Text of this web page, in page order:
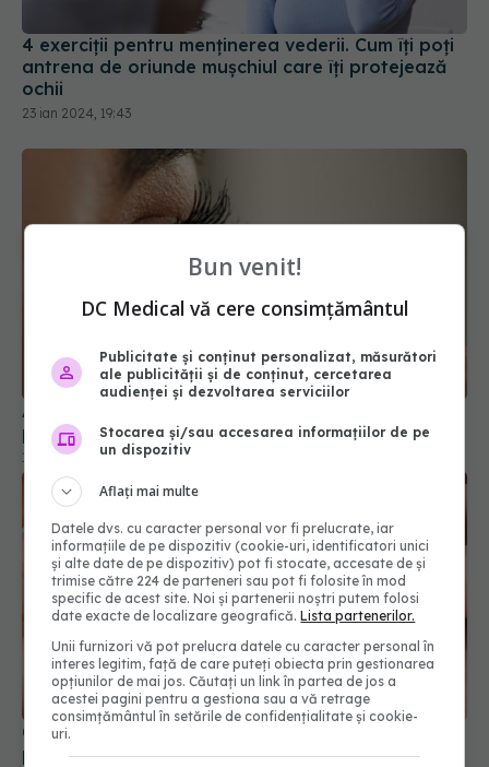
4 exerciții pentru menținerea vederii. Cum îți poți
antrena de oriunde mușchiul care îți protejează
ochii
23 ian 2024, 19:43
Adevărul despre lentilele de contact: sunt sigure
pentru ochi sau prezintă riscuri pe termen lung?
19 ian 2026, 20:20
Crezi că ai doar ochii obosiți? Semnul banal care
poate ascunde sindromul ochiului uscat
Bun venit!
DC Medical vă cere consimțământul
Publicitate și conținut personalizat, măsurători
ale publicității și de conținut, cercetarea
audienței și dezvoltarea serviciilor
Stocarea și/sau accesarea informațiilor de pe
un dispozitiv
Aflați mai multe
Datele dvs. cu caracter personal vor fi prelucrate, iar
informațiile de pe dispozitiv (cookie-uri, identificatori unici
și alte date de pe dispozitiv) pot fi stocate, accesate de și
trimise către 224 de parteneri sau pot fi folosite în mod
specific de acest site. Noi și partenerii noștri putem folosi
date exacte de localizare geografică.Lista partenerilor.
Unii furnizori vă pot prelucra datele cu caracter personal în
interes legitim, față de care puteți obiecta prin gestionarea
opțiunilor de mai jos. Căutați un link în partea de jos a
acestei pagini pentru a gestiona sau a vă retrage
consimțământul în setările de confidențialitate și cookie-
uri.